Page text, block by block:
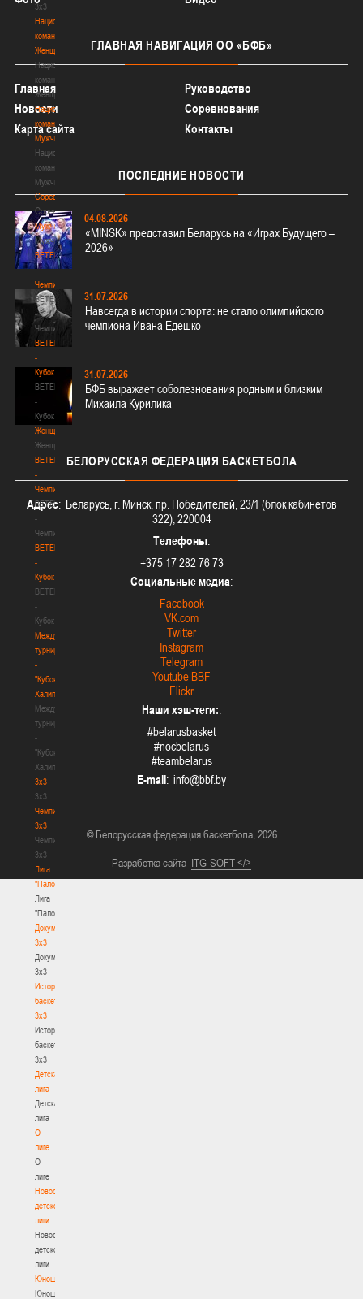
3х3
Национальная
команда.
Женщины
Национальная
команда.
Женщины
Национальная
команда.
Мужчины
Национальная
команда.
Мужчины
Соревнования
Соревнования
Мужчины
Мужчины
BETERA
-
Чемпионат
BETERA
-
Чемпионат
BETERA
-
Кубок
BETERA
-
Кубок
Женщины
Женщины
BETERA
-
Чемпионат
BETERA
-
Чемпионат
BETERA
-
Кубок
BETERA
-
Кубок
Международный
турнир
-
"Кубок
Халипского"
Международный
турнир
-
"Кубок
Халипского"
3x3
3x3
Чемпионат
3х3
Чемпионат
3х3
Лига
"Палова"
Лига
"Палова"
Документы
3х3
Документы
3х3
История
баскетбола
3х3
История
баскетбола
3х3
Детская
лига
Детская
лига
О
лиге
О
лиге
Новости
детской
лиги
Новости
детской
лиги
Юноши
Юноши
ГЛАВНАЯ НАВИГАЦИЯ ОО «БФБ»
Главная
Руководство
Новости
Соревнования
Карта сайта
Контакты
ПОСЛЕДНИЕ НОВОСТИ
04.08.2026
«MINSK» представил Беларусь на «Играх Будущего –
2026»
31.07.2026
Навсегда в истории спорта: не стало олимпийского
чемпиона Ивана Едешко
31.07.2026
БФБ выражает соболезнования родным и близким
Михаила Курилика
БЕЛОРУССКАЯ ФЕДЕРАЦИЯ БАСКЕТБОЛА
Адрес: Беларусь, г. Минск, пр. Победителей, 23/1 (блок кабинетов
322), 220004
Телефоны:
+375 17 282 76 73
Социальные медиа:
Facebook
VK.com
Twitter
Instagram
Telegram
Youtube BBF
Flickr
Наши хэш-теги::
#belarusbasket
#nocbelarus
#teambelarus
E-mail:
© Белорусская федерация баскетбола, 2026
Разработка сайта ITG-SOFT </>